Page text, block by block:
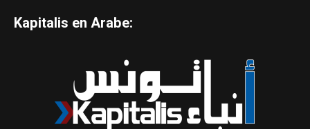
Kapitalis en Arabe: